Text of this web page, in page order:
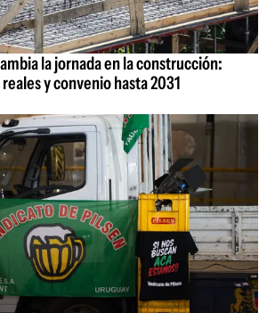
la jornada en la construcción:
y convenio hasta 2031